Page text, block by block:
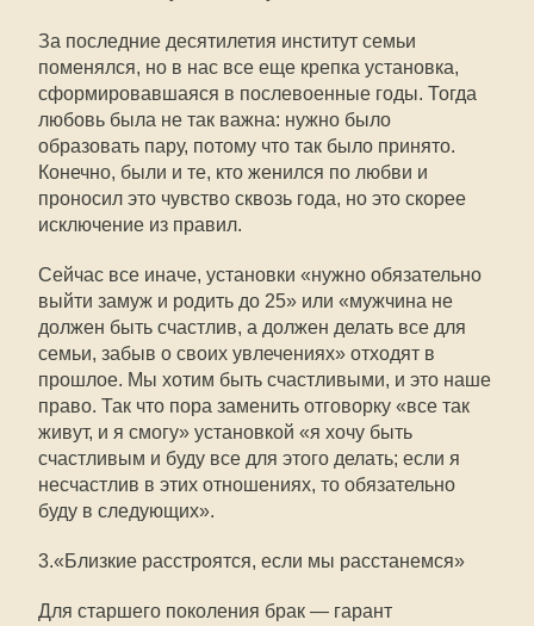
За последние десятилетия институт семьи
поменялся, но в нас все еще крепка установка,
сформировавшаяся в послевоенные годы. Тогда
любовь была не так важна: нужно было
образовать пару, потому что так было принято.
Конечно, были и те, кто женился по любви и
проносил это чувство сквозь года, но это скорее
исключение из правил.
Сейчас все иначе, установки «нужно обязательно
выйти замуж и родить до 25» или «мужчина не
должен быть счастлив, а должен делать все для
семьи, забыв о своих увлечениях» отходят в
прошлое. Мы хотим быть счастливыми, и это наше
право. Так что пора заменить отговорку «все так
живут, и я смогу» установкой «я хочу быть
счастливым и буду все для этого делать; если я
несчастлив в этих отношениях, то обязательно
буду в следующих».
3.«Близкие расстроятся, если мы расстанемся»
Для старшего поколения брак — гарант